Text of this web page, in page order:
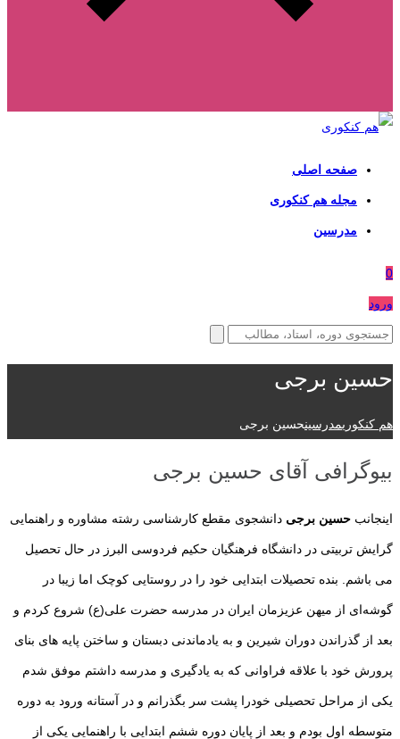
صفحه اصلی
مجله هم کنکوری
مدرسین
0
ورود
حسین برجی
هم کنکوریمدرسینحسین برجی
بیوگرافی آقای حسین برجی
اینجانب حسین برجی دانشجوی مقطع کارشناسی رشته مشاوره و راهنمایی
گرایش تربیتی در دانشگاه فرهنگیان حکیم فردوسی البرز در حال تحصیل
می باشم. بنده تحصیلات ابتدایی خود را در روستایی کوچک اما زیبا در
گوشه‌ای از میهن عزیزمان ایران در مدرسه حضرت علی(ع) شروع کردم و
بعد از گذراندن دوران شیرین و به یادماندنی دبستان و ساختن پایه های بنای
پرورش خود با علاقه فراوانی که به یادگیری و مدرسه داشتم موفق شدم
یکی از مراحل تحصیلی خودرا پشت سر بگذرانم و در آستانه ورود به دوره
متوسطه اول بودم و بعد از پایان دوره ششم ابتدایی با راهنمایی یکی از